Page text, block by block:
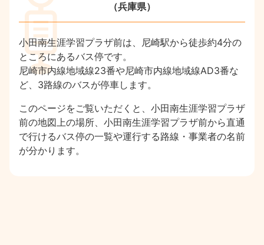
（兵庫県）
小田南生涯学習プラザ前は、尼崎駅から徒歩約4分の
ところにあるバス停です。
尼崎市内線地域線23番や尼崎市内線地域線AD3番な
ど、3路線のバスが停車します。
このページをご覧いただくと、小田南生涯学習プラザ
前の地図上の場所、小田南生涯学習プラザ前から直通
で行けるバス停の一覧や運行する路線・事業者の名前
が分かります。